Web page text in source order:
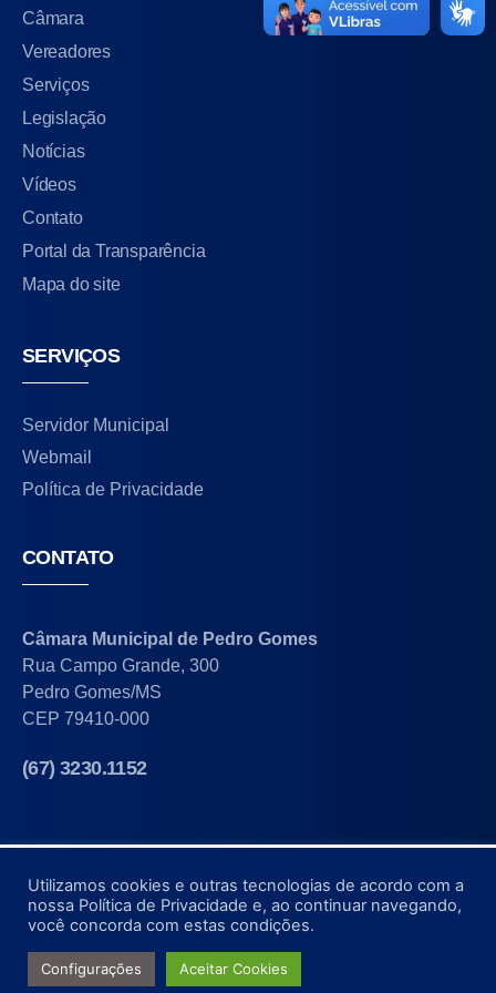
Câmara
Vereadores
Serviços
Legislação
Notícias
Vídeos
Contato
Portal da Transparência
Mapa do site
SERVIÇOS
Servidor Municipal
Webmail
Política de Privacidade
CONTATO
Câmara Municipal de Pedro Gomes
Rua Campo Grande, 300
Pedro Gomes/MS
CEP 79410-000
(67) 3230.1152
©2022-2025, Câmara Municipal de Pedro Gomes.
Site Desenvolvimento por:
Utilizamos cookies e outras tecnologias de acordo com a
nossa Política de Privacidade e, ao continuar navegando,
você concorda com estas condições.
Configurações Aceitar Cookies